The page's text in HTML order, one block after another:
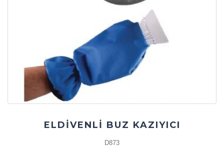
ELDİVENLİ BUZ KAZIYICI
D873